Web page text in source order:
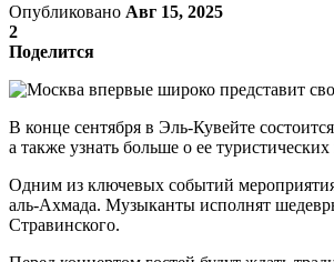
Опубликовано Авг 15, 2025
2
Поделится
В конце сентября в Эль-Кувейте
а также узнать больше о ее
Одним из ключевых событий мероприятия
аль-Ахмада. Музыканты исполнят
Стравинского.